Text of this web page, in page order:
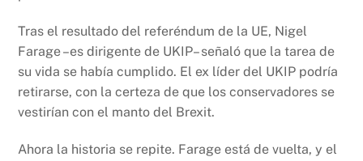
Tras el resultado del referéndum de la UE, Nigel
Farage –es dirigente de UKIP– señaló que la tarea de
su vida se había cumplido. El ex líder del UKIP podría
retirarse, con la certeza de que los conservadores se
vestirían con el manto del Brexit.
Ahora la historia se repite. Farage está de vuelta, y el